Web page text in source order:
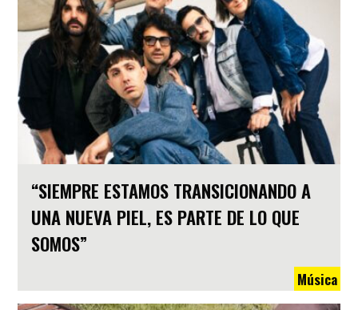
“SIEMPRE ESTAMOS TRANSICIONANDO A
UNA NUEVA PIEL, ES PARTE DE LO QUE
SOMOS”
Música